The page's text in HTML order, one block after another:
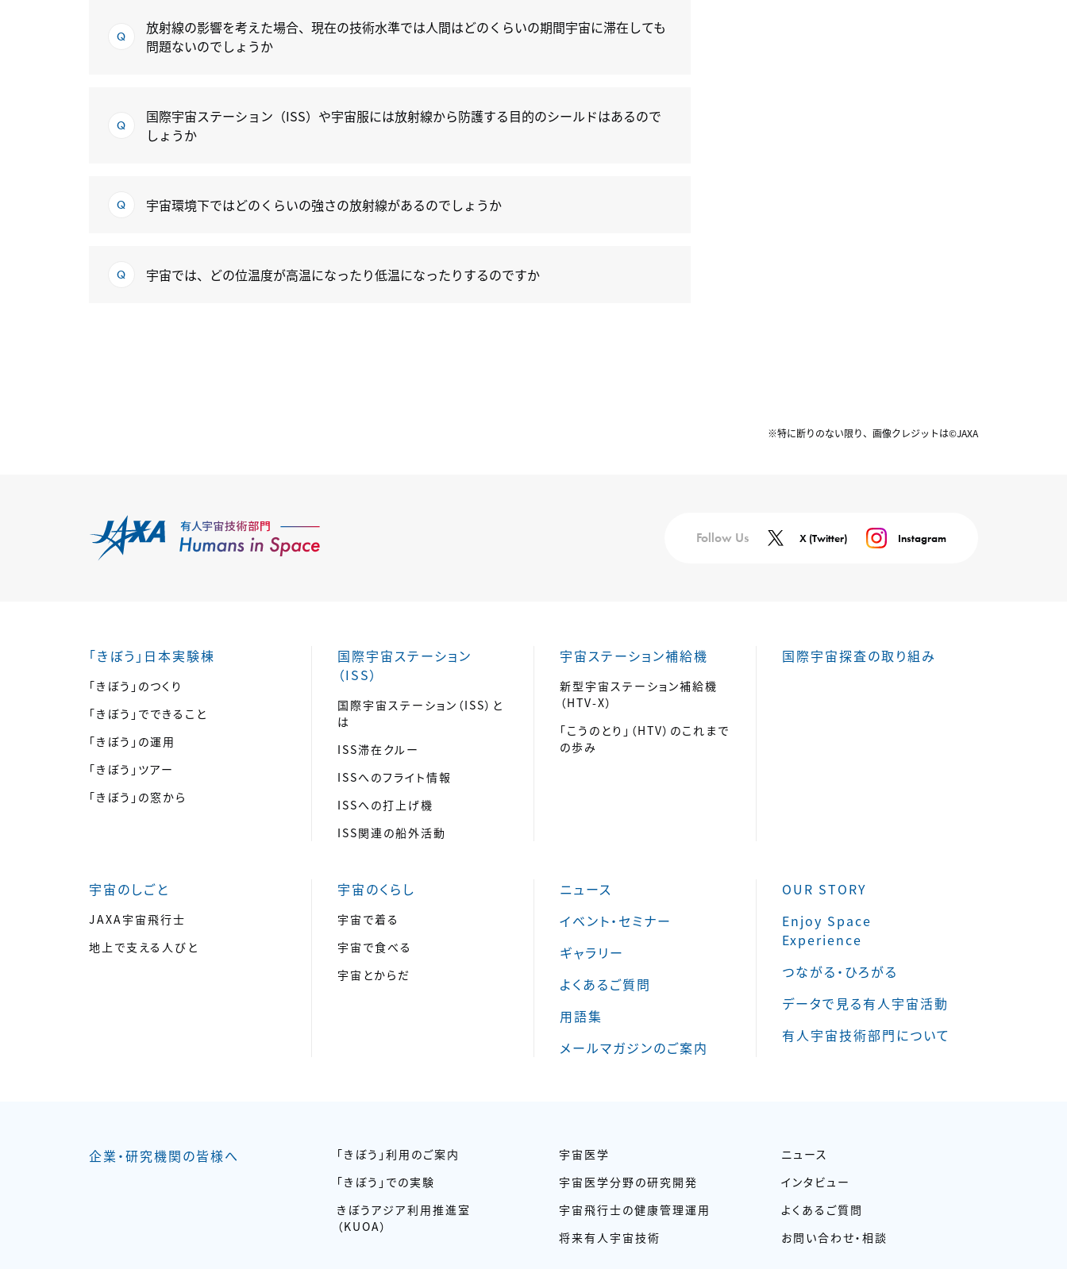
放射線の影響を考えた場合、現在の技術水準では人間はどのくらいの期間宇宙に滞在しても
問題ないのでしょうか
国際宇宙ステーション（ISS）や宇宙服には放射線から防護する目的のシールドはあるので
しょうか
宇宙環境下ではどのくらいの強さの放射線があるのでしょうか
宇宙では、どの位温度が高温になったり低温になったりするのですか
※特に断りのない限り、画像クレジットは©JAXA
Follow Us X (Twitter) Instagram
「きぼう」日本実験棟
「きぼう」のつくり
「きぼう」でできること
「きぼう」の運用
「きぼう」ツアー
「きぼう」の窓から
国際宇宙ステーション
（ISS）
国際宇宙ステーション（ISS）と
は
ISS滞在クルー
ISSへのフライト情報
ISSへの打上げ機
ISS関連の船外活動
宇宙ステーション補給機
新型宇宙ステーション補給機
（HTV-X）
「こうのとり」（HTV）のこれまで
の歩み
国際宇宙探査の取り組み
宇宙のしごと
JAXA宇宙飛行士
地上で支える人びと
宇宙のくらし
宇宙で着る
宇宙で食べる
宇宙とからだ
ニュース
イベント・セミナー
ギャラリー
よくあるご質問
用語集
メールマガジンのご案内
OUR STORY
Enjoy Space
Experience
つながる・ひろがる
データで見る有人宇宙活動
有人宇宙技術部門について
企業・研究機関の皆様へ
「きぼう」利用のご案内
「きぼう」での実験
きぼうアジア利用推進室
（KUOA）
宇宙医学
宇宙医学分野の研究開発
宇宙飛行士の健康管理運用
将来有人宇宙技術
ニュース
インタビュー
よくあるご質問
お問い合わせ・相談